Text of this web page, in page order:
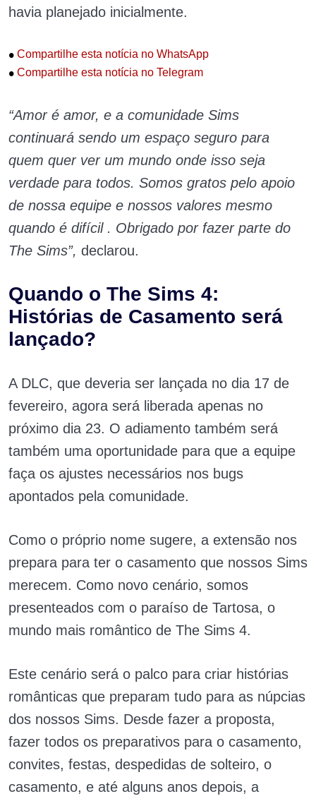
havia planejado inicialmente.
• Compartilhe esta notícia no WhatsApp
• Compartilhe esta notícia no Telegram
“Amor é amor, e a comunidade Sims
continuará sendo um espaço seguro para
quem quer ver um mundo onde isso seja
verdade para todos. Somos gratos pelo apoio
de nossa equipe e nossos valores mesmo
quando é difícil . Obrigado por fazer parte do
The Sims”, declarou.
Quando o The Sims 4:
Histórias de Casamento será
lançado?
A DLC, que deveria ser lançada no dia 17 de
fevereiro, agora será liberada apenas no
próximo dia 23. O adiamento também será
também uma oportunidade para que a equipe
faça os ajustes necessários nos bugs
apontados pela comunidade.
Como o próprio nome sugere, a extensão nos
prepara para ter o casamento que nossos Sims
merecem. Como novo cenário, somos
presenteados com o paraíso de Tartosa, o
mundo mais romântico de The Sims 4.
Este cenário será o palco para criar histórias
românticas que preparam tudo para as núpcias
dos nossos Sims. Desde fazer a proposta,
fazer todos os preparativos para o casamento,
convites, festas, despedidas de solteiro, o
casamento, e até alguns anos depois, a